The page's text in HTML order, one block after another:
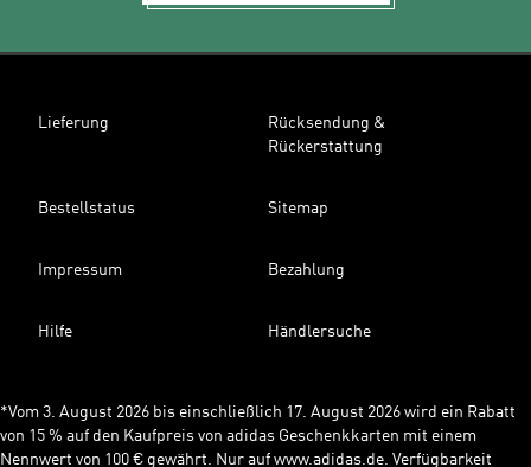
Lieferung
Rücksendung &
Rückerstattung
Bestellstatus Sitemap
Impressum Bezahlung
Hilfe Händlersuche
*Vom 3. August 2026 bis einschließlich 17. August 2026 wird ein Rabatt
von 15 % auf den Kaufpreis von adidas Geschenkkarten mit einem
Nennwert von 100 € gewährt. Nur auf www.adidas.de. Verfügbarkeit